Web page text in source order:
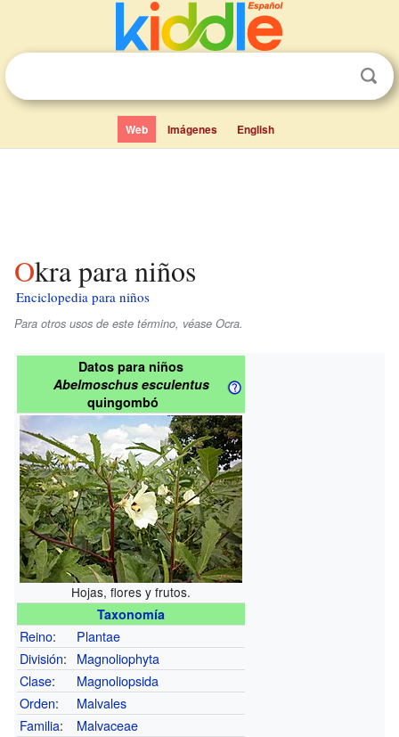
Web Imágenes English
Okra para niños
Enciclopedia para niños
Para otros usos de este término, véase Ocra.
Datos para niños
Abelmoschus esculentus
quingombó
Hojas, flores y frutos.
Taxonomía
Reino:
Plantae
División:
Magnoliophyta
Clase:
Magnoliopsida
Orden:
Malvales
Familia:
Malvaceae